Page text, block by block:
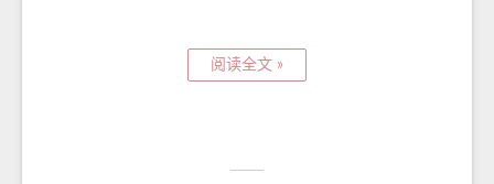
阅读全文 »